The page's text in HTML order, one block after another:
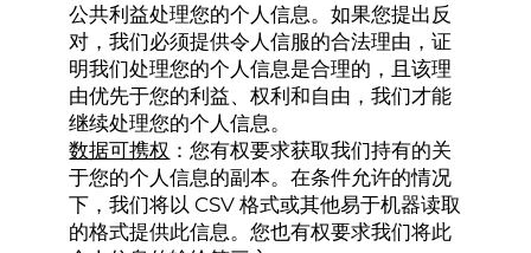
公共利益处理您的个人信息。如果您提出反
对，我们必须提供令人信服的合法理由，证
明我们处理您的个人信息是合理的，且该理
由优先于您的利益、权利和自由，我们才能
继续处理您的个人信息。
数据可携权 ：您有权要求获取我们持有的关
于您的个人信息的副本。在条件允许的情况
下，我们将以 CSV 格式或其他易于机器读取
的格式提供此信息。您也有权要求我们将此